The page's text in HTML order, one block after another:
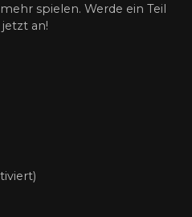
spielen. Werde ein Teil
an!